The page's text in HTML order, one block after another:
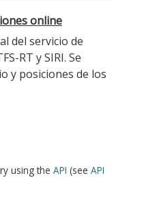
online
del servicio de
RT y SIRI. Se
y posiciones de los
using the API (see API